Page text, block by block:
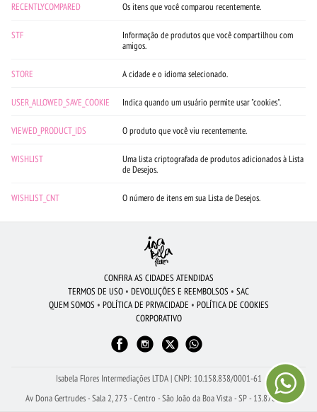
RECENTLYCOMPARED Os itens que você comparou recentemente.
STF
Informação de produtos que você compartilhou com
amigos.
STORE A cidade e o idioma selecionado.
USER_ALLOWED_SAVE_COOKIE Indica quando um usuário permite usar "cookies".
VIEWED_PRODUCT_IDS O produto que você viu recentemente.
WISHLIST
Uma lista criptografada de produtos adicionados à Lista
de Desejos.
WISHLIST_CNT O número de itens em sua Lista de Desejos.
CONFIRA AS CIDADES ATENDIDAS
TERMOS DE USO • DEVOLUÇÕES E REEMBOLSOS • SAC
QUEM SOMOS • POLÍTICA DE PRIVACIDADE • POLÍTICA DE COOKIES
CORPORATIVO
Isabela Flores Intermediações LTDA | CNPJ: 10.158.838/0001-61
Av Dona Gertrudes - Sala 2, 273 - Centro - São João da Boa Vista - SP - 13.870-110